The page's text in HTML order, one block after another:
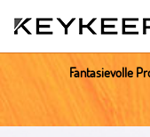
Fantasievolle